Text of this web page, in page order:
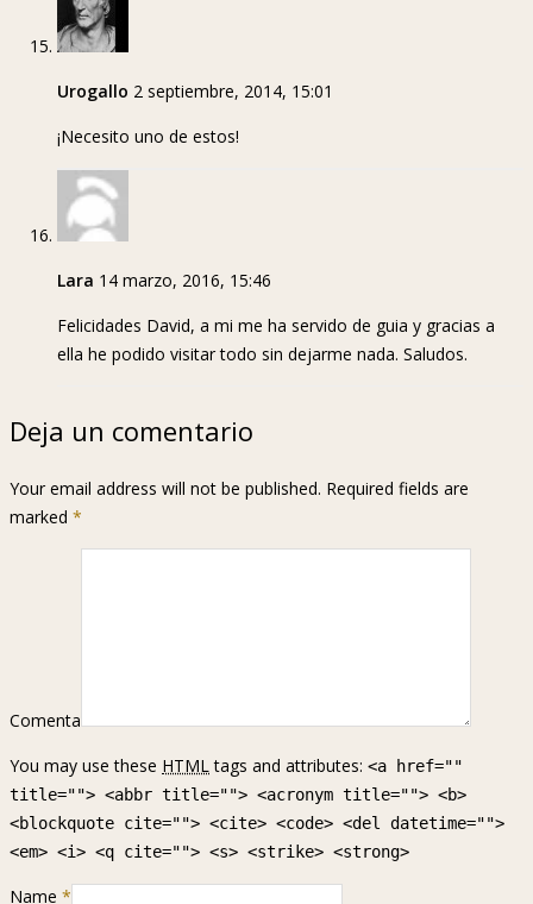
Urogallo 2 septiembre, 2014, 15:01
¡Necesito uno de estos!
Lara 14 marzo, 2016, 15:46
Felicidades David, a mi me ha servido de guia y gracias a
ella he podido visitar todo sin dejarme nada. Saludos.
Deja un comentario
Your email address will not be published. Required fields are
marked *
Comenta
You may use these HTMLtags and attributes: <a href=""
title=""> <abbr title=""> <acronym title=""> <b>
<blockquote cite=""> <cite> <code> <del datetime="">
<em> <i> <q cite=""> <s> <strike> <strong>
Name *